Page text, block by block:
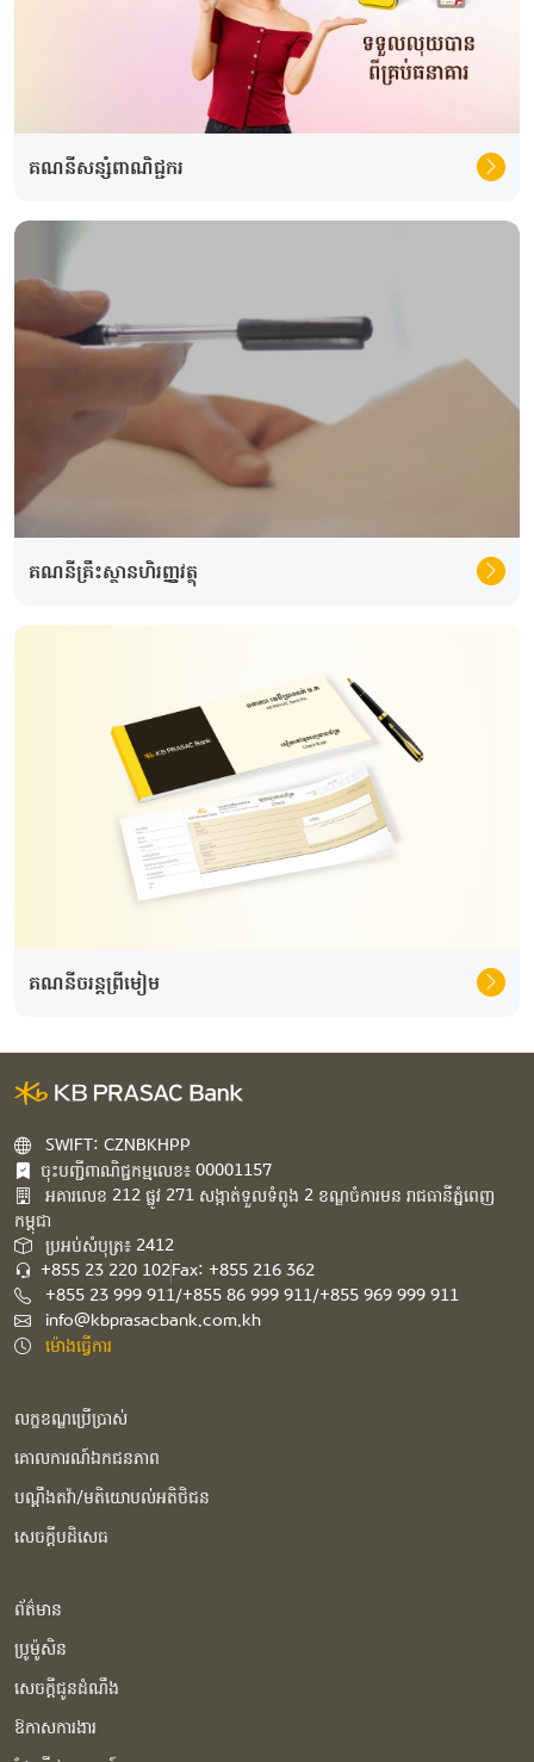
គណនីសន្សំពាណិជ្ជករ
គណនីគ្រឹះស្ថានហិរញ្ញវត្ថុ
គណនីចរន្តព្រីមៀម
SWIFT: CZNBKHPP
ចុះបញ្ជីពាណិជ្ជកម្មលេខ៖ 00001157
អគារ​លេខ​ 212 ផ្លូវ 271 សង្កាត់ទួលទំពូង 2 ខណ្ឌចំការមន រាជធានីភ្នំពេញ
កម្ពុជា​
ប្រអប់សំបុត្រ៖ 2412
+855 23 220 102Fax: +855 216 362
+855 23 999 911/+855 86 999 911/+855 969 999 911
info@kbprasacbank.com.kh
ម៉ោងធ្វើការ
លក្ខខណ្ឌប្រើប្រាស់
គោលការណ៍ឯកជនភាព
បណ្ដឹងតវ៉ា/មតិយោបល់អតិថិជន
សេចក្ដីបដិសេធ
ព័ត៌មាន
ប្រូម៉ូសិន
សេចក្ដីជូនដំណឹង
ឱកាសការងារ